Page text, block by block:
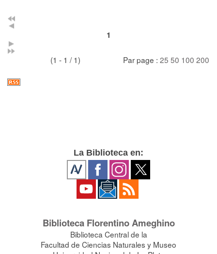
1
(1 - 1 / 1) Par page : 25 50 100 200
La Biblioteca en:
Biblioteca Florentino Ameghino
Biblioteca Central de la
Facultad de Ciencias Naturales y Museo